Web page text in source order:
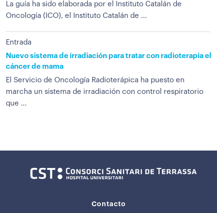
La guía ha sido elaborada por el Instituto Catalán de
Oncología (ICO), el Instituto Catalán de ...
Entrada
Nuevo sistema de irradiación para tratar con radioterapia el
cáncer de mama
El Servicio de Oncología Radioterápica ha puesto en
marcha un sistema de irradiación con control respiratorio
que ...
Contacto